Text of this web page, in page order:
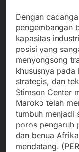
Dengan
pengembangan
kapasitas
posisi yang
menyongsong
khususnya
strategis, dan
Stimson Center
Maroko telah
tumbuh menjadi
poros pengaruh
dan benua
mendatang.